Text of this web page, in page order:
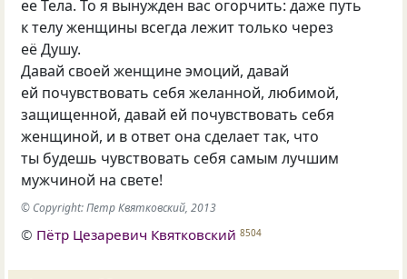
ее Тела. То я вынужден вас огорчить: даже путь
к телу женщины всегда лежит только через
её Душу.
Давай своей женщине эмоций, давай
ей почувствовать себя желанной, любимой,
защищенной, давай ей почувствовать себя
женщиной, и в ответ она сделает так, что
ты будешь чувствовать себя самым лучшим
мужчиной на свете!
© Copyright: Петр Квятковский, 2013
© Пётр Цезаревич Квятковский 8504